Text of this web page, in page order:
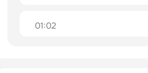
01:02